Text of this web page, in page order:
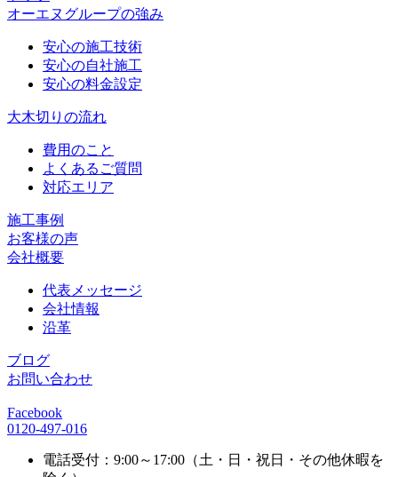
オーエヌグループの強み
安心の施工技術
安心の自社施工
安心の料金設定
大木切りの流れ
費用のこと
よくあるご質問
対応エリア
施工事例
お客様の声
会社概要
代表メッセージ
会社情報
沿革
ブログ
お問い合わせ
Facebook
0120-497-016
電話受付：9:00～17:00（土・日・祝日・その他休暇を